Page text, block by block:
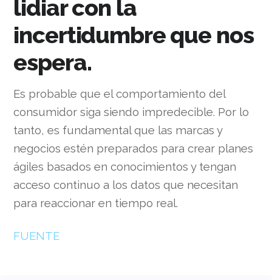
lidiar con la
incertidumbre que nos
espera.
Es probable que el comportamiento del
consumidor siga siendo impredecible. Por lo
tanto, es fundamental que las marcas y
negocios estén preparados para crear planes
ágiles basados ​​en conocimientos y tengan
acceso continuo a los datos que necesitan
para reaccionar en tiempo real.
FUENTE